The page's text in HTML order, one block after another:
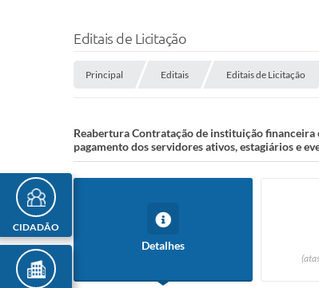
CIDADÃO
Editais de Licitação
Principal Editais Editais de Licitação
Reabertura Contratação de instituição
pagamento dos servidores ativos, estagiários e
Detalhes